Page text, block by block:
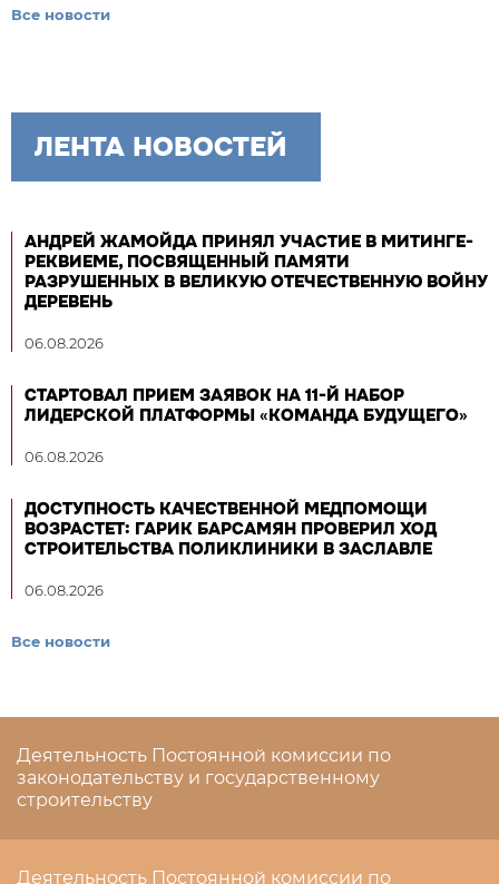
Все новости
ЛЕНТА НОВОСТЕЙ
АНДРЕЙ ЖАМОЙДА ПРИНЯЛ УЧАСТИЕ В МИТИНГЕ-
РЕКВИЕМЕ, ПОСВЯЩЕННЫЙ ПАМЯТИ
РАЗРУШЕННЫХ В ВЕЛИКУЮ ОТЕЧЕСТВЕННУЮ ВОЙНУ
ДЕРЕВЕНЬ
06.08.2026
СТАРТОВАЛ ПРИЕМ ЗАЯВОК НА 11-Й НАБОР
ЛИДЕРСКОЙ ПЛАТФОРМЫ «КОМАНДА БУДУЩЕГО»
06.08.2026
ДОСТУПНОСТЬ КАЧЕСТВЕННОЙ МЕДПОМОЩИ
ВОЗРАСТЕТ: ГАРИК БАРСАМЯН ПРОВЕРИЛ ХОД
СТРОИТЕЛЬСТВА ПОЛИКЛИНИКИ В ЗАСЛАВЛЕ
06.08.2026
Все новости
Деятельность Постоянной комиссии по
законодательству и государственному
строительству
Деятельность Постоянной комиссии по